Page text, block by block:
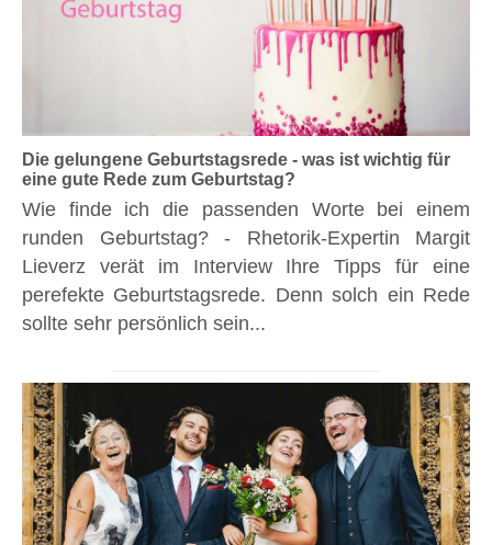
Die gelungene Geburtstagsrede - was ist wichtig für
eine gute Rede zum Geburtstag?
Wie finde ich die passenden Worte bei einem
runden Geburtstag? - Rhetorik-Expertin Margit
Lieverz verät im Interview Ihre Tipps für eine
perefekte Geburtstagsrede. Denn solch ein Rede
sollte sehr persönlich sein...